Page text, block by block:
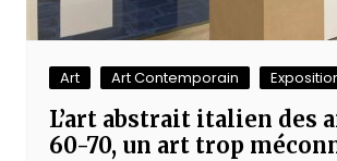
Art Art Contemporain
L’art abstrait italien des
60-70, un art trop